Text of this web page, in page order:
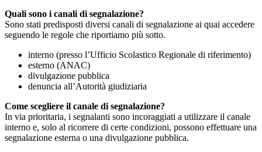
Quali sono i canali di segnalazione?
Sono stati predisposti diversi canali di segnalazione ai quai accedere
seguendo le regole che riportiamo più sotto.
interno (presso l’Ufficio Scolastico Regionale di riferimento)
esterno (ANAC)
divulgazione pubblica
denuncia all’Autorità giudiziaria
Come scegliere il canale di segnalazione?
In via prioritaria, i segnalanti sono incoraggiati a utilizzare il canale
interno e, solo al ricorrere di certe condizioni, possono effettuare una
segnalazione esterna o una divulgazione pubblica.